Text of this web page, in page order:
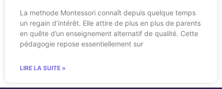
La methode Montessori connaît depuis quelque temps
un regain d’intérêt. Elle attire de plus en plus de parents
en quête d’un enseignement alternatif de qualité. Cette
pédagogie repose essentiellement sur
LIRE LA SUITE »